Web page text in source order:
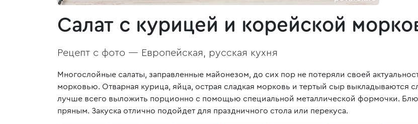
Салат с курицей и корейской
Рецепт с фото — Европейская, русская кухня
Многослойные салаты, заправленные майонезом, до сих пор не потеряли своей
морковью. Отварная курица, яйца, острая сладкая морковь и тертый сыр выкладываются
лучше всего выложить порционно с помощью специальной металлической формочки.
пряным. Закуска отлично подойдет для праздничного стола или перекуса.